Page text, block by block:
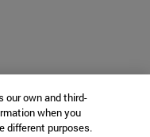
our own and third-
when you
different purposes.